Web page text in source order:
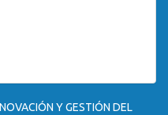
Y GESTIÓN DEL